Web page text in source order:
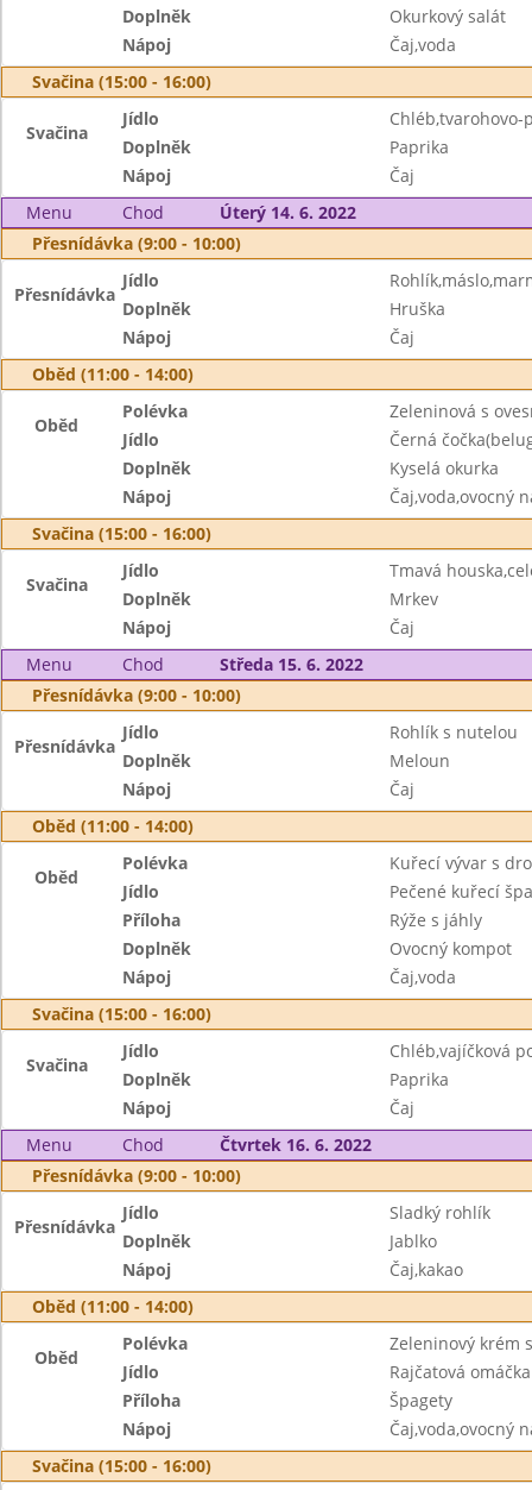
Doplněk
Okurkový salát
Nápoj
Čaj,voda
Svačina (15:00 - 16:00)
Svačina
Jídlo
Chléb,tvarohovo-
Doplněk
Paprika
Nápoj
Čaj
Menu
Chod
Úterý 14. 6. 2022
Přesnídávka (9:00 - 10:00)
Přesnídávka
Jídlo
Doplněk
Hruška
Nápoj
Čaj
Oběd (11:00 - 14:00)
Oběd
Polévka
Zeleninová s
Jídlo
Černá
Doplněk
Kyselá okurka
Nápoj
Čaj,voda,ovocný
Svačina (15:00 - 16:00)
Svačina
Jídlo
Tmavá
Doplněk
Mrkev
Nápoj
Čaj
Menu
Chod
Středa 15. 6. 2022
Přesnídávka (9:00 - 10:00)
Přesnídávka
Jídlo
Rohlík s nutelou
Doplněk
Meloun
Nápoj
Čaj
Oběd (11:00 - 14:00)
Oběd
Polévka
Kuřecí vývar s
Jídlo
Pečené kuřecí
Příloha
Rýže s jáhly
Doplněk
Ovocný kompot
Nápoj
Čaj,voda
Svačina (15:00 - 16:00)
Svačina
Jídlo
Chléb,vajíčková
Doplněk
Paprika
Nápoj
Čaj
Menu
Chod
Čtvrtek 16. 6. 2022
Přesnídávka (9:00 - 10:00)
Přesnídávka
Jídlo
Sladký rohlík
Doplněk
Jablko
Nápoj
Čaj,kakao
Oběd (11:00 - 14:00)
Oběd
Polévka
Zeleninový krém
Jídlo
Rajčatová omáčka
Příloha
Špagety
Nápoj
Čaj,voda,ovocný
Svačina (15:00 - 16:00)